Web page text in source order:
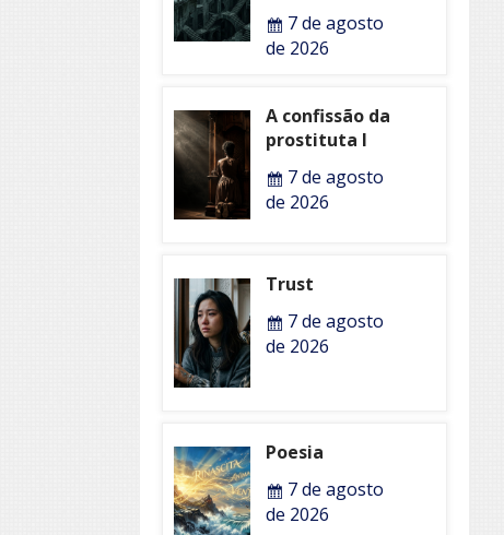
7 de agosto
de 2026
A confissão da
prostituta I
7 de agosto
de 2026
Trust
7 de agosto
de 2026
Poesia
7 de agosto
de 2026